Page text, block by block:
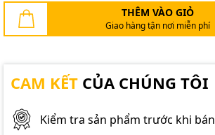
THÊM VÀO GIỎ
Giao hàng tận nơi miễn phí
CAM KẾT CỦA CHÚNG TÔI
Kiểm tra sản phẩm trước khi bán